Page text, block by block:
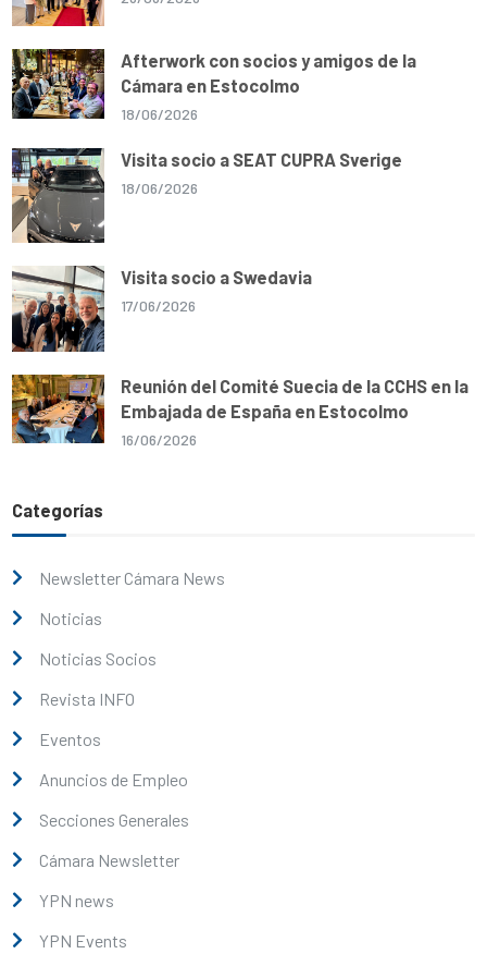
Afterwork con socios y amigos de la
Cámara en Estocolmo
18/06/2026
Visita socio a SEAT CUPRA Sverige
18/06/2026
Visita socio a Swedavia
17/06/2026
Reunión del Comité Suecia de la CCHS en la
Embajada de España en Estocolmo
16/06/2026
Categorías
Newsletter Cámara News
Noticias
Noticias Socios
Revista INFO
Eventos
Anuncios de Empleo
Secciones Generales
Cámara Newsletter
YPN news
YPN Events